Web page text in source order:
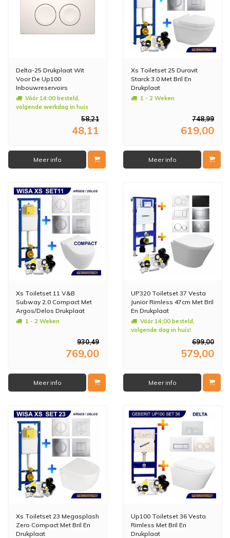
Delta-25 Drukplaat Wit
Voor De Up100
Inbouwreservoirs
Vóór 14:00 besteld,
volgende werkdag in huis
58,21
48,11
Meer info
Xs Toiletset 25 Duravit
Starck 3.0 Met Bril En
Drukplaat
1 - 2 Weken
748,99
619,00
Meer info
Xs Toiletset 11 V&B
Subway 2.0 Compact Met
Argos/Delos Drukplaat
1 - 2 Weken
930,49
769,00
Meer info
UP320 Toiletset 37 Vesta
Junior Rimless 47cm Met Bril
En Drukplaat
Vóór 14:00 besteld,
volgende dag in huis!
699,00
579,00
Meer info
Xs Toiletset 23 Megasplash
Zero Compact Met Bril En
Drukplaat
Up100 Toiletset 36 Vesta
Rimless Met Bril En
Drukplaat